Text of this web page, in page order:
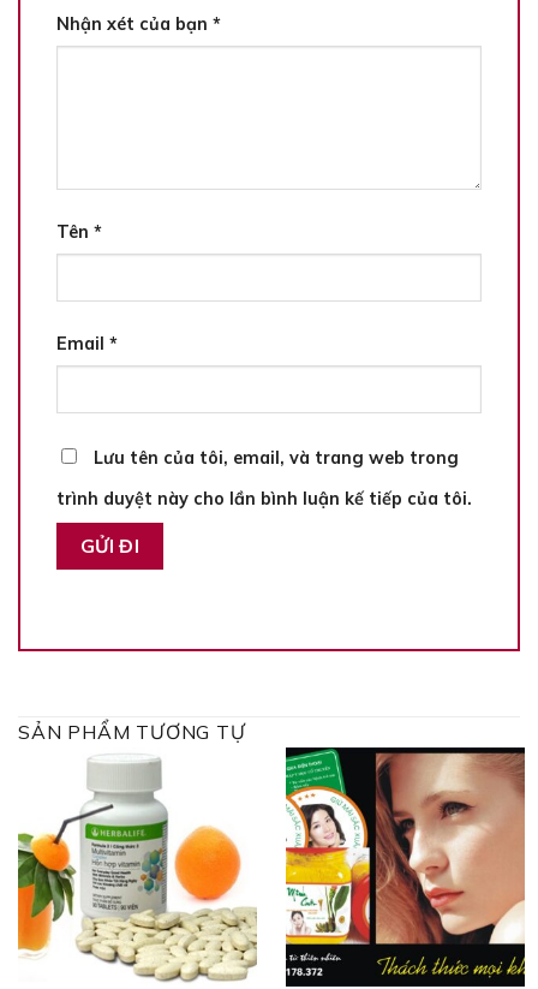
Nhận xét của bạn *
Tên *
Email *
Lưu tên của tôi, email, và trang web trong
trình duyệt này cho lần bình luận kế tiếp của tôi.
SẢN PHẨM TƯƠNG TỰ